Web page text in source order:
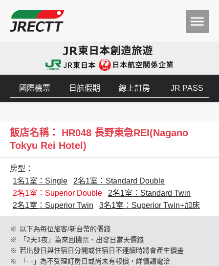
創造旅遊
國際機票 日航假期 線上訂房 JR PASS
飯店名稱： HR048 長野東急REI(Nagano
Tokyu Rei Hotel)
房型：
1名1室：Single
2名1室：Standard Double
2名1室：Superior Double
2名1室：Standard Twin
2名1室：Superior Twin
3名1室：Superior Twin+加床
※ 以下為每位旅客/新台幣的價錢
※
「2天1夜」為來回機票、出發日當天價錢
※ 若出發日與住宿日分開或住宿日不連續時將會產生價差
※
「- -」為不受理訂房日或尚未有報價，詳情請電洽